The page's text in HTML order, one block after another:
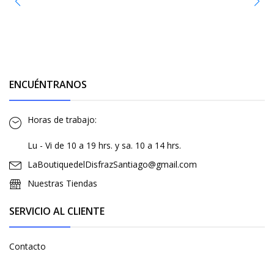
ENCUÉNTRANOS
Horas de trabajo:
Lu - Vi de 10 a 19 hrs. y sa. 10 a 14 hrs.
LaBoutiquedelDisfrazSantiago@gmail.com
Nuestras Tiendas
SERVICIO AL CLIENTE
Contacto